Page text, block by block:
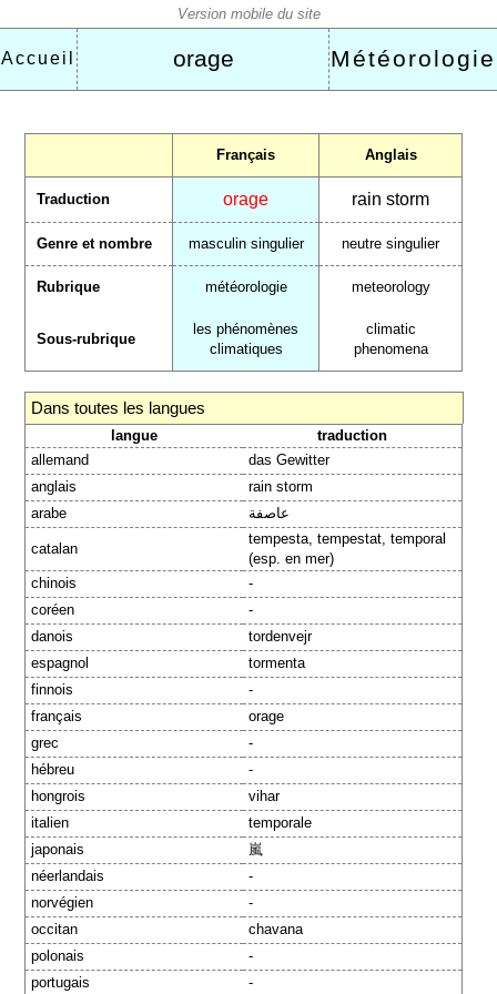
Accueil orage Météorologie
Français Anglais
Traduction orage rain storm
Genre et nombre masculin singulier neutre singulier
Rubrique météorologie meteorology
Sous-rubrique
les phénomènes
climatiques
climatic
phenomena
Dans toutes les langues
langue
traduction
allemand
das Gewitter
anglais
rain storm
arabe
عاصفة
catalan
tempesta, tempestat, temporal
(esp. en mer)
chinois
-
coréen
-
danois
tordenvejr
espagnol
tormenta
finnois
-
français
orage
grec
-
hébreu
-
hongrois
vihar
italien
temporale
japonais
嵐
néerlandais
-
norvégien
-
occitan
chavana
polonais
-
portugais
-